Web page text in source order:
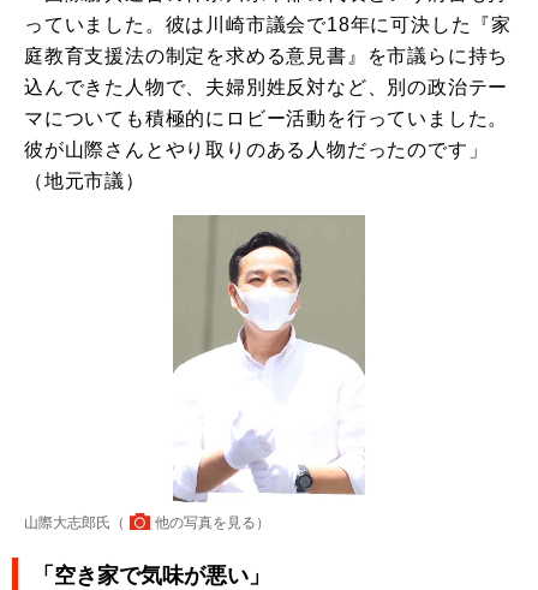
っていました。彼は川崎市議会で18年に可決した『家
庭教育支援法の制定を求める意見書』を市議らに持ち
込んできた人物で、夫婦別姓反対など、別の政治テー
マについても積極的にロビー活動を行っていました。
彼が山際さんとやり取りのある人物だったのです」
（地元市議）
山際大志郎氏（ 他の写真を見る ）
「空き家で気味が悪い」